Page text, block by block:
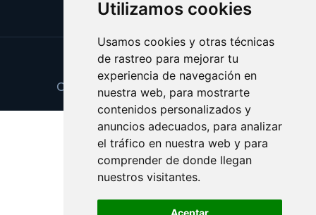
Utilizamos cookies
Usamos cookies y otras técnicas
de rastreo para mejorar tu
experiencia de navegación en
nuestra web, para mostrarte
contenidos personalizados y
anuncios adecuados, para analizar
el tráfico en nuestra web y para
comprender de donde llegan
nuestros visitantes.
Aceptar
Update cookies preferences
Copyright © 2025 recuerdos.com.es